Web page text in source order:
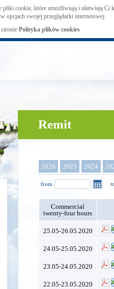
cookie, które umożliwiają i ułatwiają Ci
opcjach swojej przeglądarki internetowej.
stronie Polityka plików cookies
Remit
2026 2025 2024
from
Commercial
twenty-four hours
25.05-26.05.2020
24.05-25.05.2020
23.05-24.05.2020
22.05-23.05.2020